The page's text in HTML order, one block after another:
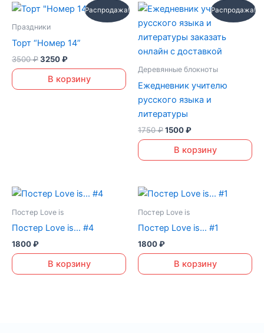
Распродажа!
Праздники
Торт “Номер 14”
3500₽
Первоначальная
составляла
3250₽
Текущая
цена:
В корзину
Распродажа!
Деревянные блокноты
Ежедневник учителю
русского языка и
литературы
1750₽
Первоначальная
цена
составляла
1750 ₽.
1500₽
Текущая
цена:
1500 ₽.
В корзину
Постер Love is
Постер Love is… #4
1800₽
В корзину
Постер Love is
Постер Love is… #1
1800₽
В корзину